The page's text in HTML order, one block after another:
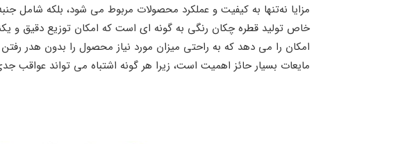
مزایا نه‌تنها به کیفیت و عملکرد محصولات مربوط می‌ شود، بلکه شامل
خاص تولید قطره چکان رنگی به گونه‌ ای است که امکان توزیع دقیق و
امکان را می ‌دهد که به راحتی میزان مورد نیاز محصول را بدون هدر
مایعات بسیار حائز اهمیت است، زیرا هر گونه اشتباه می ‌تواند عواقب